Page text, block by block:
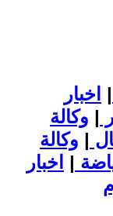
| اخبار
| وكالة
| وكالة
| اخبار